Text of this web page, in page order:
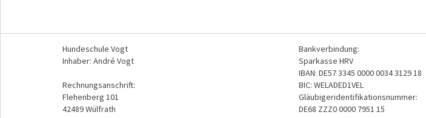
Hundeschule Vogt
Inhaber: André Vogt
Rechnungsanschrift:
Flehenberg 101
42489 Wülfrath
Bankverbindung:
Sparkasse HRV
IBAN: DE57 3345 0000 0034 3129 18
BIC: WELADED1VEL
Gläubigeridentifikationsnummer:
DE68 ZZZ0 0000 7951 15